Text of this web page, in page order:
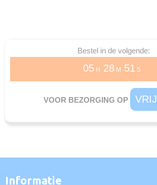
Bestel in de volgende:
05 H 28 M 50 S
VOOR BEZORGING OP
Informatie